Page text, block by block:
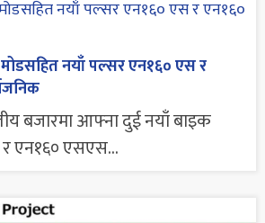
नयाँ पल्सर एन१६० एस र
बजारमा आफ्ना दुई नयाँ बाइक
एन१६० एसएस...